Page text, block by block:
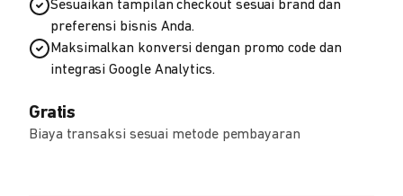
Sesuaikan tampilan checkout sesuai brand dan
preferensi bisnis Anda.
Maksimalkan konversi dengan promo code dan
integrasi Google Analytics.
Gratis
Biaya transaksi sesuai metode pembayaran